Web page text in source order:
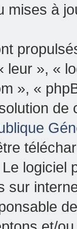
mises à
leur », «
», «
de
Le logiciel
sur